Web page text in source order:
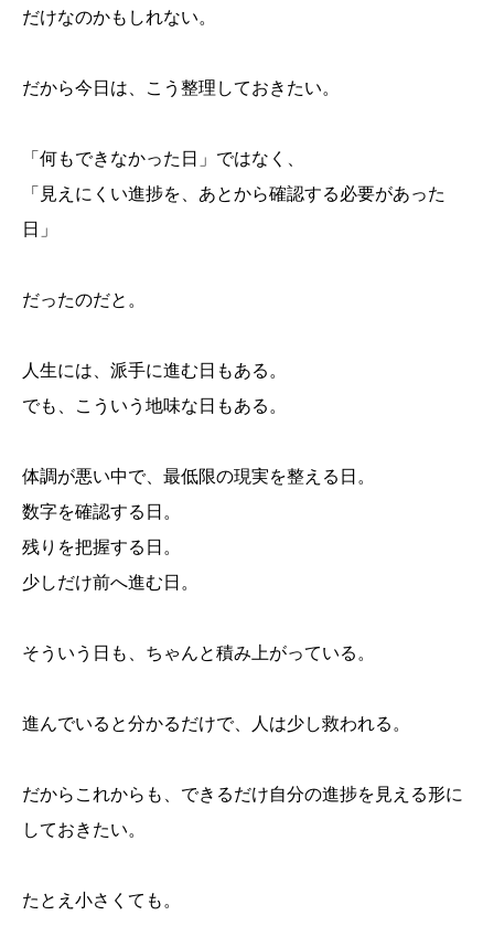
だけなのかもしれない。
だから今日は、こう整理しておきたい。
「何もできなかった日」ではなく、
「見えにくい進捗を、あとから確認する必要があった
日」
だったのだと。
人生には、派手に進む日もある。
でも、こういう地味な日もある。
体調が悪い中で、最低限の現実を整える日。
数字を確認する日。
残りを把握する日。
少しだけ前へ進む日。
そういう日も、ちゃんと積み上がっている。
進んでいると分かるだけで、人は少し救われる。
だからこれからも、できるだけ自分の進捗を見える形に
しておきたい。
たとえ小さくても。